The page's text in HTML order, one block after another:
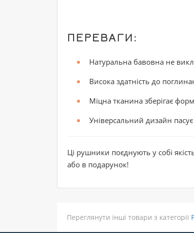
ПЕРЕВАГИ:
Натуральна бавовна не
Висока здатність до
Міцна тканина зберігає
Універсальний дизайн пасує
Ці рушники поєднують у собі
або в подарунок!
Переглянути інші товари з категорії